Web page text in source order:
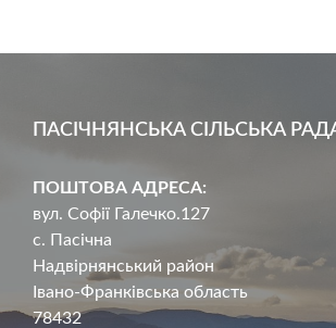
ПАСІЧНЯНСЬКА СІЛЬСЬКА
ПОШТОВА АДРЕСА:
вул. Софії Галечко.127
с. Пасічна
Надвірнянський район
Івано-Франківська область
78432